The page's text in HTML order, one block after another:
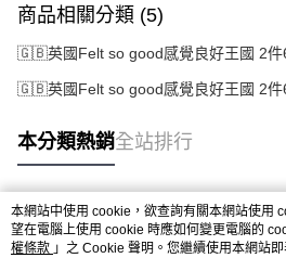
商品相關分類 (5)
🇬🇧英國Felt so good感覺良好王國 2件
🇬🇧英國Felt so good感覺良好王國 2件
本分類熱銷全站排行
熱門標籤
本網站中使用 cookie，欲查詢有關本網站使用
望在電腦上使用 cookie 時應如何變更電腦的
權條款 」之 Cookie 聲明。您繼續使用本網站